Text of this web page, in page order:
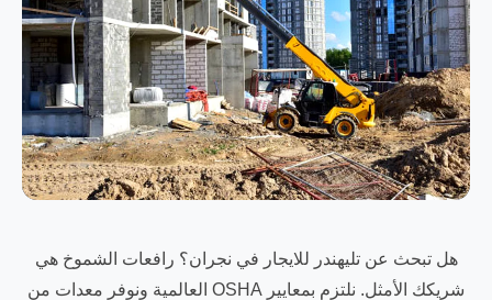
هل تبحث عن تليهندر للايجار في نجران؟ رافعات الشموخ هي
شريكك الأمثل. نلتزم بمعايير OSHA العالمية ونوفر معدات من